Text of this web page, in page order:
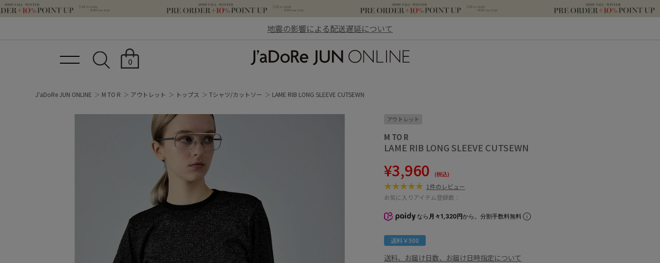
地震の影響による配送遅延について
0
J'aDoRe JUN ONLINE M TO R アウトレット トップス Tシャツ/カットソー LAME RIB LONG SLEEVE CUTSEWN
アウトレット
M TO R
LAME RIB LONG SLEEVE CUTSEWN
¥3,960 (税込)
1件のレビュー
お気に入りアイテム登録数：
なら 月々1,320円から。分割手数料無料
送料￥500
送料、お届け日数、お届け日時指定について